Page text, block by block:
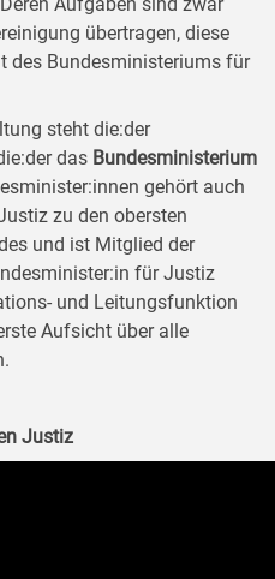
Aufgaben sind zwar
übertragen, diese
des Bundesministeriums für
steht die:der
das Bundesministerium
gehört auch
zu den obersten
und ist Mitglied der
für Justiz
und Leitungsfunktion
Aufsicht über alle
Justiz